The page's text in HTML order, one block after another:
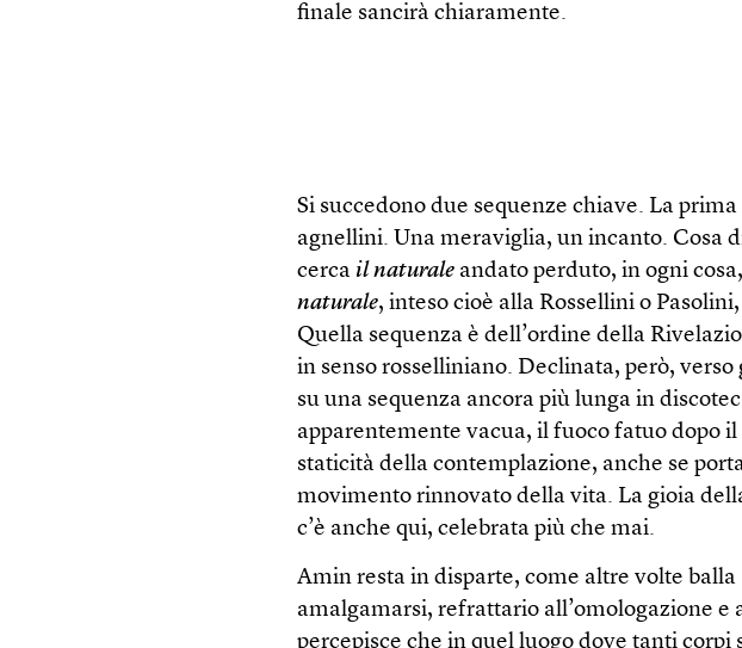
finale sancirà chiaramente.
Si succedono due sequenze chiave. La
agnellini. Una meraviglia, un incanto. Cosa
cerca il naturale andato perduto, in ogni
naturale, inteso cioè alla Rossellini o
Quella sequenza è dell’ordine della
in senso rosselliniano. Declinata, però,
su una sequenza ancora più lunga in
apparentemente vacua, il fuoco fatuo dopo
staticità della contemplazione, anche se
movimento rinnovato della vita. La gioia
c’è anche qui, celebrata più che mai.
Amin resta in disparte, come altre volte balla
amalgamarsi, refrattario all’omologazione e
percepisce che in quel luogo dove tanti